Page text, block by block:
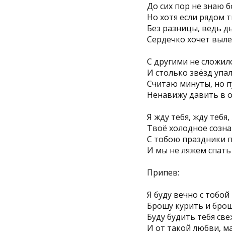
До сих пор не знаю
Но хотя если рядом
Без разницы, ведь
Сердечко хочет
С другими не
И столько звёзд
Считаю минуты, но
Ненавижу давить в
Я жду тебя, жду тебя,
Твоё холодное
С тобою праздники
И мы не ляжем
Припев:
Я буду вечно с
Брошу курить и
Буду будить тебя
И от такой любви,